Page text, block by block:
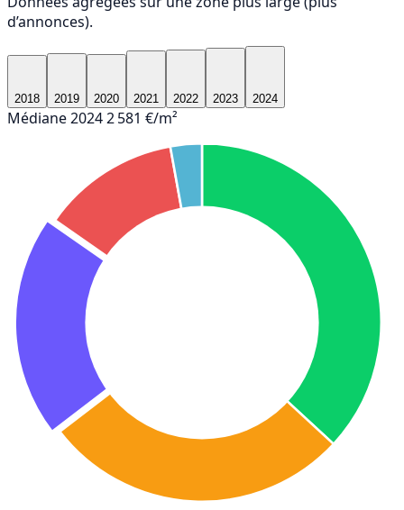
d’annonces).
2018 2019 2020 2021 2022 2023 2024
Médiane 20242 581 €/m²